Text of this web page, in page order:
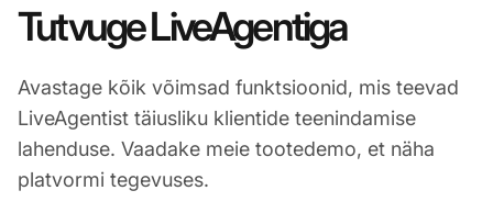
Tutvuge LiveAgentiga
Avastage kõik võimsad funktsioonid, mis teevad
LiveAgentist täiusliku klientide teenindamise
lahenduse. Vaadake meie tootedemo, et näha
platvormi tegevuses.